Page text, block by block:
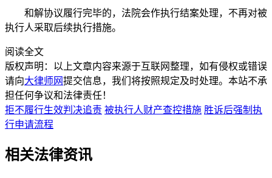
和解协议履行完毕的，法院会作执行结案处理，不再对被
执行人采取后续执行措施。
阅读全文
版权声明：以上文章内容来源于互联网整理，如有侵权或错误
请向大律师网提交信息，我们将按照规定及时处理。本站不承
担任何争议和法律责任！
拒不履行生效判决追责 被执行人财产查控措施 胜诉后强制执
行申请流程
相关法律资讯